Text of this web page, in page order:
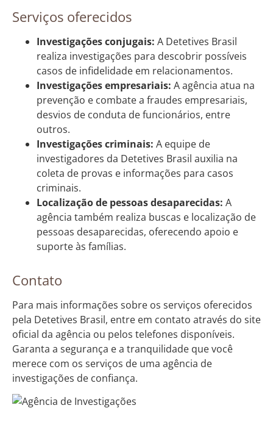
Serviços oferecidos
Investigações conjugais: A Detetives Brasil
realiza investigações para descobrir possíveis
casos de infidelidade em relacionamentos.
Investigações empresariais: A agência atua na
prevenção e combate a fraudes empresariais,
desvios de conduta de funcionários, entre
outros.
Investigações criminais: A equipe de
investigadores da Detetives Brasil auxilia na
coleta de provas e informações para casos
criminais.
Localização de pessoas desaparecidas: A
agência também realiza buscas e localização de
pessoas desaparecidas, oferecendo apoio e
suporte às famílias.
Contato
Para mais informações sobre os serviços oferecidos
pela Detetives Brasil, entre em contato através do site
oficial da agência ou pelos telefones disponíveis.
Garanta a segurança e a tranquilidade que você
merece com os serviços de uma agência de
investigações de confiança.